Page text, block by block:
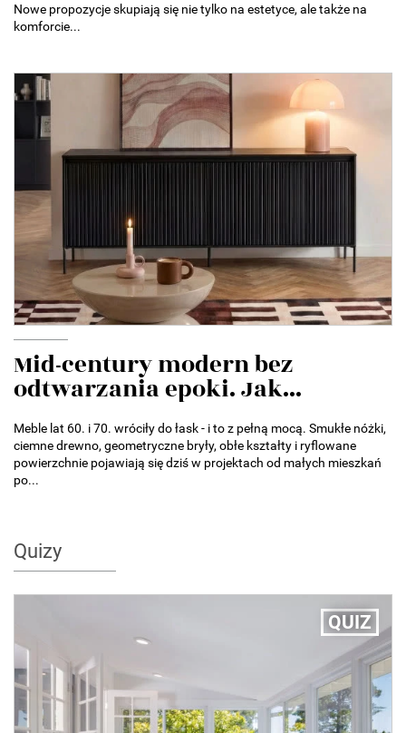
Nowe propozycje skupiają się nie tylko na estetyce, ale także na
komforcie...
Mid-century modern bez
odtwarzania epoki. Jak...
Meble lat 60. i 70. wróciły do łask - i to z pełną mocą. Smukłe nóżki,
ciemne drewno, geometryczne bryły, obłe kształty i ryflowane
powierzchnie pojawiają się dziś w projektach od małych mieszkań
po...
Quizy
QUIZ